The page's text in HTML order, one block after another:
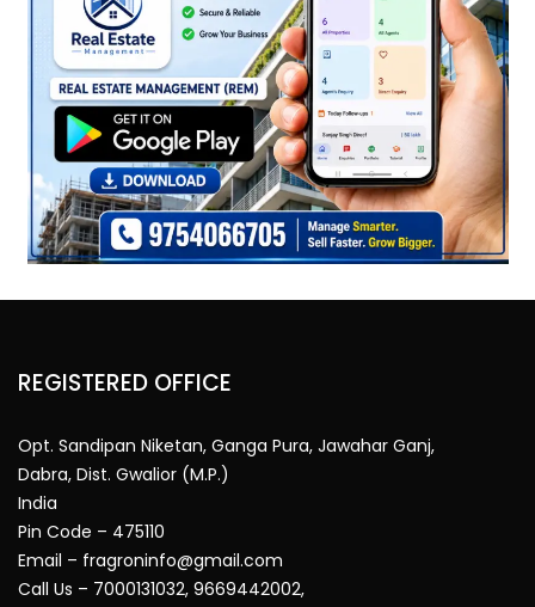
REGISTERED OFFICE
Opt. Sandipan Niketan, Ganga Pura, Jawahar Ganj,
Dabra, Dist. Gwalior (M.P.)
India
Pin Code – 475110
Email – fragroninfo@gmail.com
Call Us – 7000131032, 9669442002,